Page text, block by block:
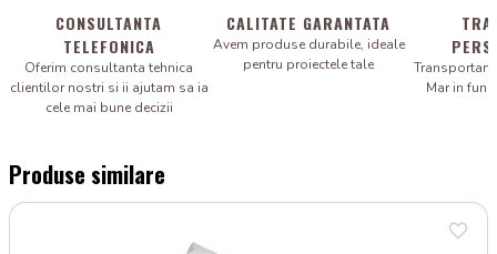
CONSULTANTA
TELEFONICA
Oferim consultanta tehnica
clientilor nostri si ii ajutam sa ia
cele mai bune decizii
CALITATE GARANTATA
Avem produse durabile, ideale
pentru proiectele tale
Mar in
Produse similare